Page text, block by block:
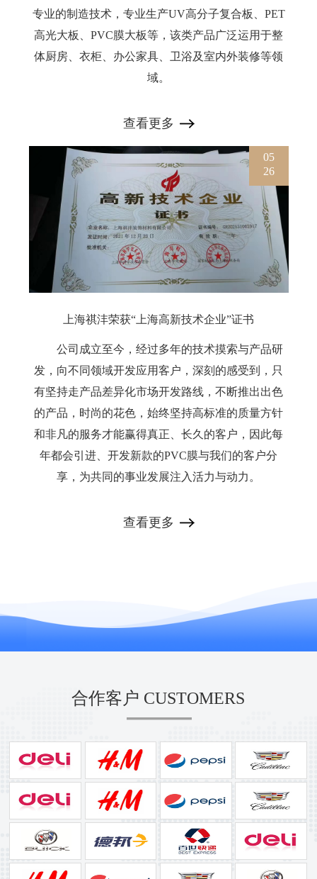
专业的制造技术，专业生产UV高分子复合板、PET
高光大板、PVC膜大板等，该类产品广泛运用于整
体厨房、衣柜、办公家具、卫浴及室内外装修等领
域。
查看更多
上海祺沣荣获“上海高新技术企业”证书
公司成立至今，经过多年的技术摸索与产品研
发，向不同领域开发应用客户，深刻的感受到，只
有坚持走产品差异化市场开发路线，不断推出出色
的产品，时尚的花色，始终坚持高标准的质量方针
和非凡的服务才能赢得真正、长久的客户，因此每
年都会引进、开发新款的PVC膜与我们的客户分
享，为共同的事业发展注入活力与动力。
查看更多
05
26
合作客户 CUSTOMERS